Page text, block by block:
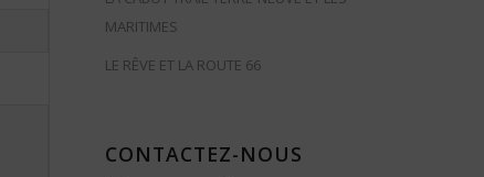
MARITIMES
LE RÊVE ET LA ROUTE 66
CONTACTEZ-NOUS